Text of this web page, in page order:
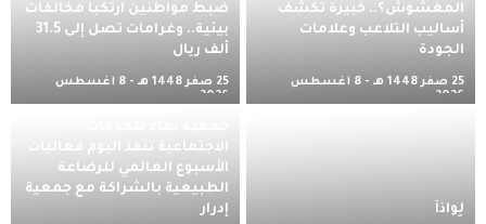
المغشوش؟.. خبيرة تكشف
أساليب التلاعب وعلامات
الجودة
25 صفر 1448 هـ - 8 أغسطس
2026 م
ضبط مواطنين ارتكبا مخالفات
بيئية.. وغرامات تصل إلى 31.5
ألف ريال
25 صفر 1448 هـ - 8 أغسطس
2026 م
لِواذاً
الاجتماعية تنفذ اليوم فعاليات
الأسبوع العالمي للرضاعة
الطبيعية بالشراكة مع جمعية
إدرار